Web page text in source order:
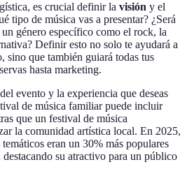
es crucial definir la visión y el
tipo de música vas a presentar? ¿Será
género específico como el rock, la
Definir esto no solo te ayudará a
sino que también guiará todas tus
hasta marketing.
evento y la experiencia que deseas
de música familiar puede incluir
que un festival de música
la comunidad artística local. En 2025,
eran un 30% más populares
su atractivo para un público